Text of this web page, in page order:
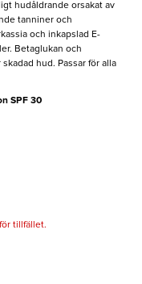
hudåldrande orsakat av
tanniner och
och inkapslad E-
Betaglukan och
hud. Passar för alla
SPF 30
tillfället.